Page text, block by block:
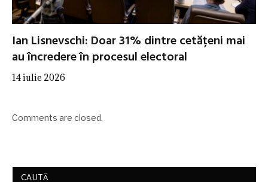
Ian Lisnevschi: Doar 31% dintre cetățeni mai
au încredere în procesul electoral
14 iulie 2026
Comments are closed.
CAUTĂ